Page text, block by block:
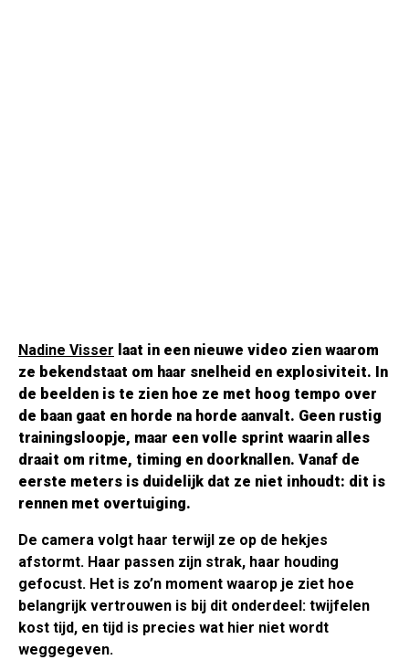
Nadine Visser laat in een nieuwe video zien waarom
ze bekendstaat om haar snelheid en explosiviteit. In
de beelden is te zien hoe ze met hoog tempo over
de baan gaat en horde na horde aanvalt. Geen rustig
trainingsloopje, maar een volle sprint waarin alles
draait om ritme, timing en doorknallen. Vanaf de
eerste meters is duidelijk dat ze niet inhoudt: dit is
rennen met overtuiging.
De camera volgt haar terwijl ze op de hekjes
afstormt. Haar passen zijn strak, haar houding
gefocust. Het is zo’n moment waarop je ziet hoe
belangrijk vertrouwen is bij dit onderdeel: twijfelen
kost tijd, en tijd is precies wat hier niet wordt
weggegeven.